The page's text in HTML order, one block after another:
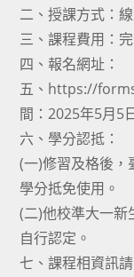
二、授課方式：
三、課程費用：
四、報名網址：
五、https://
間：2025年5月5
六、學分認抵：
(一)修習及格後，
學分抵免使用。
(二)他校準大一
自行認定。
七、課程相資訊